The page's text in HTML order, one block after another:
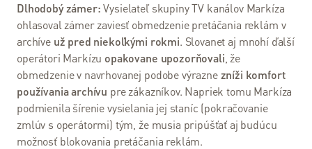
Faktúry
a
platby
Prevádzkové
oznamy
Obchodné
dokumenty
Dlhodobý zámer:Vysielateľ skupiny TV kanálov Markíza
ohlasoval zámer zaviesť obmedzenie pretáčania reklám v
archíve už pred niekoľkými rokmi. Slovanet aj mnohí ďalší
operátori Markízu opakovane upozorňovali , že
obmedzenie v navrhovanej podobe výraznezníži komfort
používania archívu pre zákazníkov. Napriek tomu Markíza
podmienila šírenie vysielania jej staníc (pokračovanie
zmlúv s operátormi) tým, že musia pripúšťať aj budúcu
možnosť blokovania pretáčania reklám.